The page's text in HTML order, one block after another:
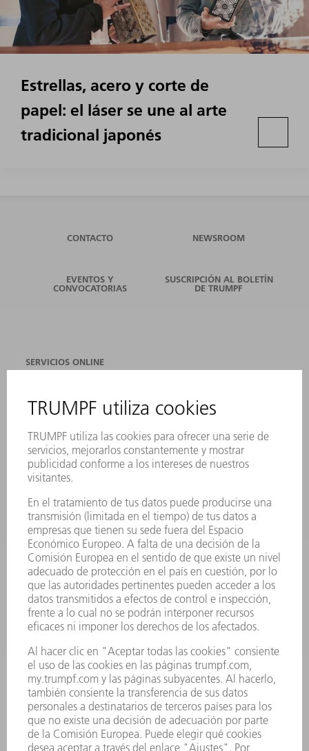
Estrellas, acero y corte de
papel: el láser se une al arte
tradicional japonés
CONTACTO NEWSROOM
EVENTOS Y
CONVOCATORIAS
SUSCRIPCIÓN AL BOLETÍN
DE TRUMPF
SERVICIOS ONLINE
EVENTOS Y CONVOCATORIAS
REGISTRO PARA EL BOLETÍN INFORMATIVO
FICHAS TÉCNICAS DE SEGURIDAD
PRODUCTOS
MÁQUINAS Y SISTEMAS
LÁSER
HERRAMIENTAS PORTÁTILES
FÁBRICA INTELIGENTE
SOFTWARE
SERVICIOS
APLICACIONES
SECTORES
EMPRESA
CARRERA PROFESIONAL
OFERTAS DE TRABAJO
PERFIL DE LA EMPRESA
INFORME ANUAL
PRINCIPIOS CORPORATIVOS
CUMPLIMIENTO
SISTEMA DE INFORMADORES
SEGURIDAD
COMUNICADOS DE PRENSA
REVISTAS
SOSTENIBILIDAD